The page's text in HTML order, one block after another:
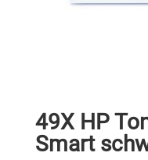
49X HP
Smart